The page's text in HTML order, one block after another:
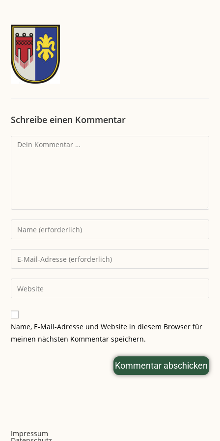
Schreibe einen Kommentar
Name, E-Mail-Adresse und Website in diesem Browser für
meinen nächsten Kommentar speichern.
Impressum